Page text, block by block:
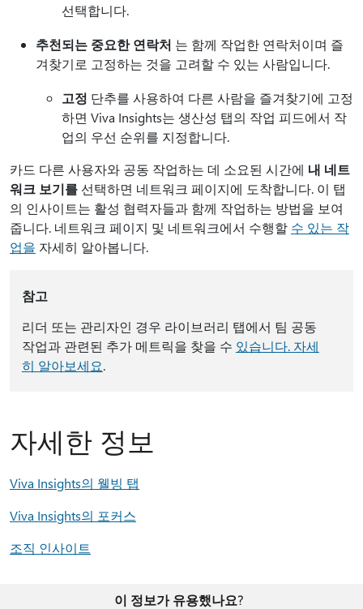
선택합니다.
추천되는 중요한 연락처 는 함께 작업한 연락처이며 즐
겨찾기로 고정하는 것을 고려할 수 있는 사람입니다.
고정 단추를 사용하여 다른 사람을 즐겨찾기에 고정
하면 Viva Insights는 생산성 탭의 작업 피드에서 작
업의 우선 순위를 지정합니다.
카드 다른 사용자와 공동 작업하는 데 소요된 시간에 내 네트
워크 보기를 선택하면 네트워크 페이지에 도착합니다. 이 탭
의 인사이트는 활성 협력자들과 함께 작업하는 방법을 보여
줍니다. 네트워크 페이지 및 네트워크에서 수행할 수 있는 작
업을 자세히 알아봅니다.
참고
리더 또는 관리자인 경우 라이브러리 탭에서 팀 공동
작업과 관련된 추가 메트릭을 찾을 수 있습니다. 자세
히 알아보세요.
자세한 정보
Viva Insights의 웰빙 탭
Viva Insights의 포커스
조직 인사이트
이 정보가 유용했나요?